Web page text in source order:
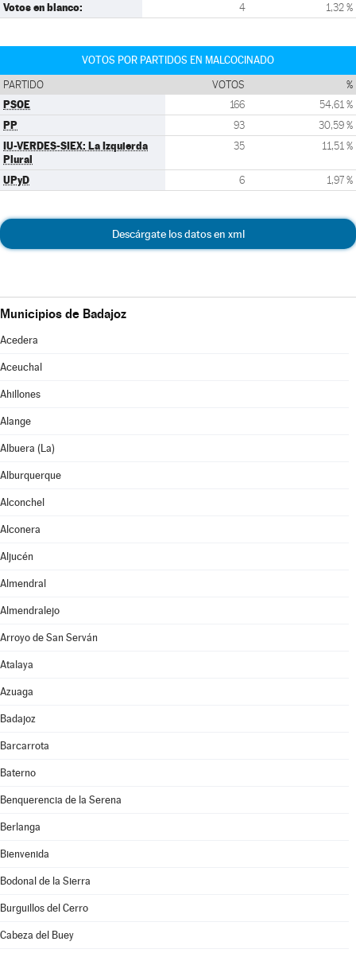
Votos en blanco: 4 1,32 %
VOTOS POR PARTIDOS EN MALCOCINADO
PARTIDO VOTOS %
PSOE 166 54,61 %
PP 93 30,59 %
IU-VERDES-SIEX: La Izquierda
Plural
35 11,51 %
UPyD 6 1,97 %
Descárgate los datos en xml
Municipios de Badajoz
Acedera
Aceuchal
Ahillones
Alange
Albuera (La)
Alburquerque
Alconchel
Alconera
Aljucén
Almendral
Almendralejo
Arroyo de San Serván
Atalaya
Azuaga
Badajoz
Barcarrota
Baterno
Benquerencia de la Serena
Berlanga
Bienvenida
Bodonal de la Sierra
Burguillos del Cerro
Cabeza del Buey